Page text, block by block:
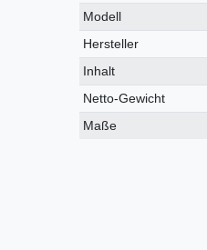
Modell
Hersteller
Inhalt
Netto-Gewicht
Maße